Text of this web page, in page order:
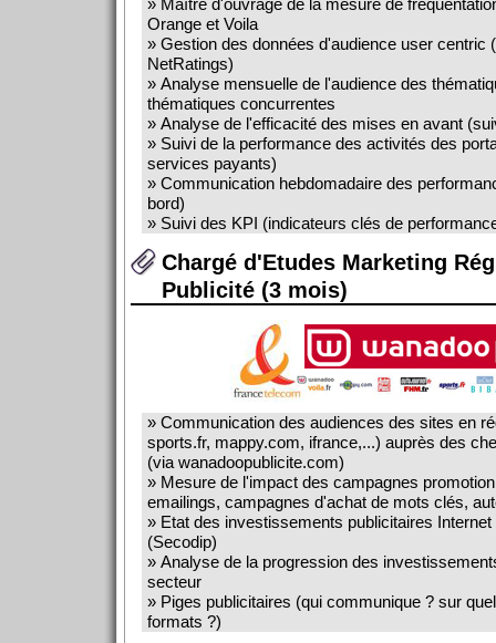
» Maître d'ouvrage de la mesure de
Orange et Voila
» Gestion des données d'audience user centric
NetRatings)
» Analyse mensuelle de l'audience des
thématiques concurrentes
» Analyse de l'efficacité des mises en avant
» Suivi de la performance des activités des
services payants)
» Communication hebdomadaire des
bord)
» Suivi des KPI (indicateurs clés de
Chargé d'Etudes Marketing
Publicité (3 mois)
» Communication des audiences des sites en
sports.fr, mappy.com, ifrance,...) auprès des
(via wanadoopublicite.com)
» Mesure de l'impact des campagnes
emailings, campagnes d'achat de mots clés,
» Etat des investissements publicitaires
(Secodip)
» Analyse de la progression des
secteur
» Piges publicitaires (qui communique ? sur
formats ?)